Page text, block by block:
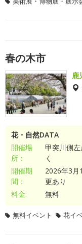
春の木市
鹿
花・自然DATA
開催場
所：
甲突川側
く
開催期
間：
2026年3月
更あり
料金:
無料
無料イベント 花イ